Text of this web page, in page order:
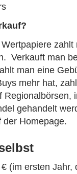
zahlt
Verkauft man
man eine
mehr hat,
gehandelt
der Homepage.
(im ersten Jahr,